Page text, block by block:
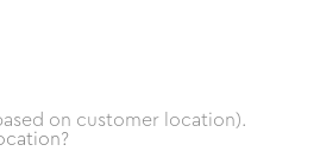
on customer location).